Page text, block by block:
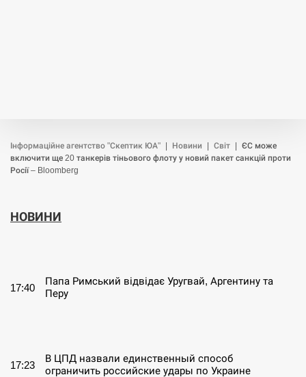
Інформаційне агентство "Скептик ЮА" Новини Світ
ЄС може
включити ще 20 танкерів тіньового флоту у новий пакет санкцій проти
Росії – Bloomberg
НОВИНИ
17:40
Папа Римський відвідає Уругвай, Аргентину та
Перу
17:23
В ЦПД назвали единственный способ
ограничить российские удары по Украине